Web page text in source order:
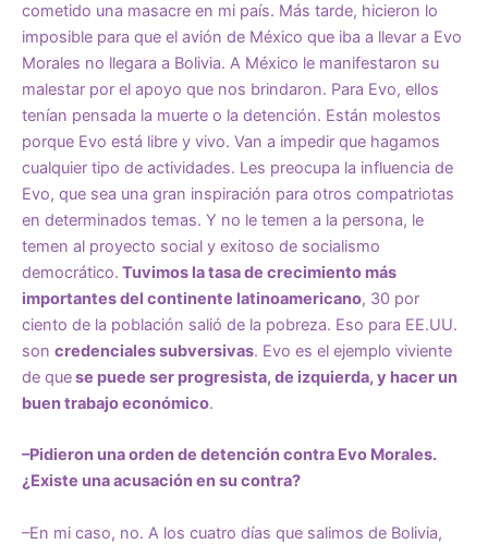
cometido una masacre en mi país. Más tarde, hicieron lo
imposible para que el avión de México que iba a llevar a Evo
Morales no llegara a Bolivia. A México le manifestaron su
malestar por el apoyo que nos brindaron. Para Evo, ellos
tenían pensada la muerte o la detención. Están molestos
porque Evo está libre y vivo. Van a impedir que hagamos
cualquier tipo de actividades. Les preocupa la influencia de
Evo, que sea una gran inspiración para otros compatriotas
en determinados temas. Y no le temen a la persona, le
temen al proyecto social y exitoso de socialismo
democrático. Tuvimos la tasa de crecimiento más
importantes del continente latinoamericano, 30 por
ciento de la población salió de la pobreza. Eso para EE.UU.
son credenciales subversivas. Evo es el ejemplo viviente
de quese puede ser progresista, de izquierda, y hacer un
buen trabajo económico.
–Pidieron una orden de detención contra Evo Morales.
¿Existe una acusación en su contra?
–En mi caso, no. A los cuatro días que salimos de Bolivia,